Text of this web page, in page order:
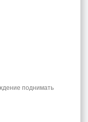
поднимать